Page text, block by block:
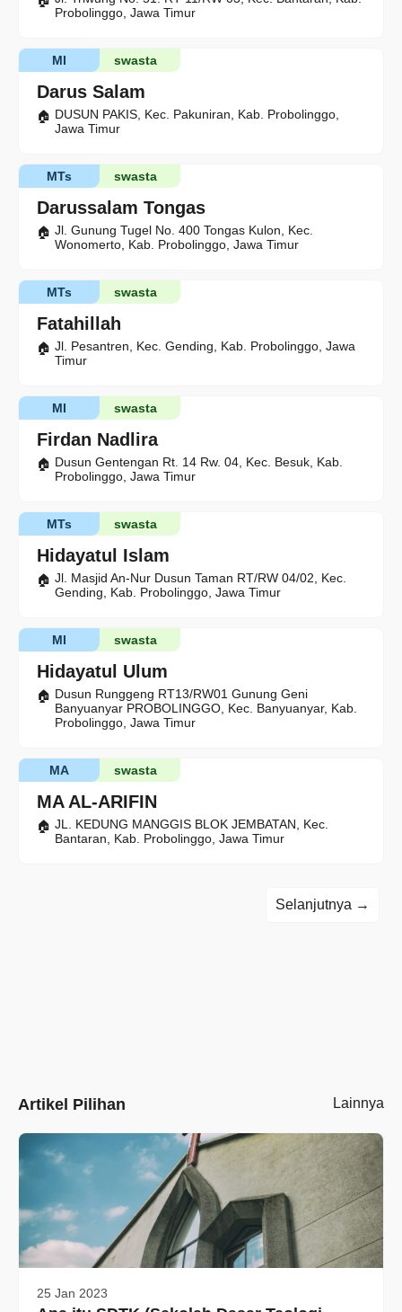
Probolinggo, Jawa Timur
Darus Salam
swasta
MI
DUSUN PAKIS, Kec. Pakuniran, Kab. Probolinggo,
Jawa Timur
Darussalam Tongas
swasta
MTs
Jl. Gunung Tugel No. 400 Tongas Kulon, Kec.
Wonomerto, Kab. Probolinggo, Jawa Timur
Fatahillah
swasta
MTs
Jl. Pesantren, Kec. Gending, Kab. Probolinggo, Jawa
Timur
Firdan Nadlira
swasta
MI
Dusun Gentengan Rt. 14 Rw. 04, Kec. Besuk, Kab.
Probolinggo, Jawa Timur
Hidayatul Islam
swasta
MTs
Jl. Masjid An-Nur Dusun Taman RT/RW 04/02, Kec.
Gending, Kab. Probolinggo, Jawa Timur
Hidayatul Ulum
swasta
MI
Dusun Runggeng RT13/RW01 Gunung Geni
Banyuanyar PROBOLINGGO, Kec. Banyuanyar, Kab.
Probolinggo, Jawa Timur
MA AL-ARIFIN
swasta
MA
JL. KEDUNG MANGGIS BLOK JEMBATAN, Kec.
Bantaran, Kab. Probolinggo, Jawa Timur
Selanjutnya →
Artikel Pilihan Lainnya
25 Jan 2023